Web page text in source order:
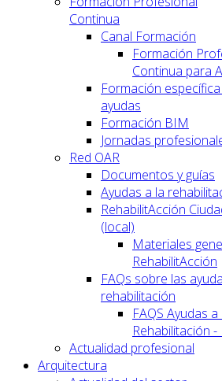
Continua
Canal Formación
Formación
Continua para
Formación
ayudas
Formación BIM
Jornadas
Red OAR
Documentos y guías
Ayudas a la
RehabilitAcción
(local)
Materiales
RehabilitAcción
FAQs sobre las
rehabilitación
FAQS Ayudas a
Rehabilitación
Actualidad profesional
Arquitectura